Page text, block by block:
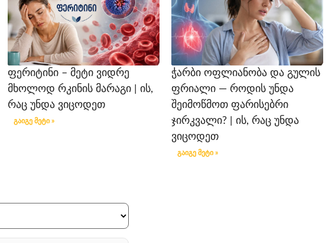
ფერიტინი – მეტი ვიდრე
მხოლოდ რკინის მარაგი | ის,
რაც უნდა ვიცოდეთ
გაიგე მეტი »
ჭარბი ოფლიანობა და გულის
ფრიალი — როდის უნდა
შეიმოწმოთ ფარისებრი
ჯირკვალი? | ის, რაც უნდა
ვიცოდეთ
გაიგე მეტი »